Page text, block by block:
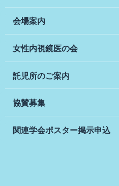
会場案内
女性内視鏡医の会
託児所のご案内
協賛募集
関連学会ポスター掲示申込